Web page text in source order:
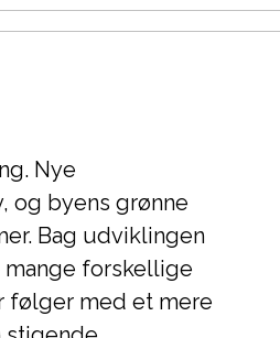
Nye
og byens grønne
Bag udviklingen
mange forskellige
følger med et mere